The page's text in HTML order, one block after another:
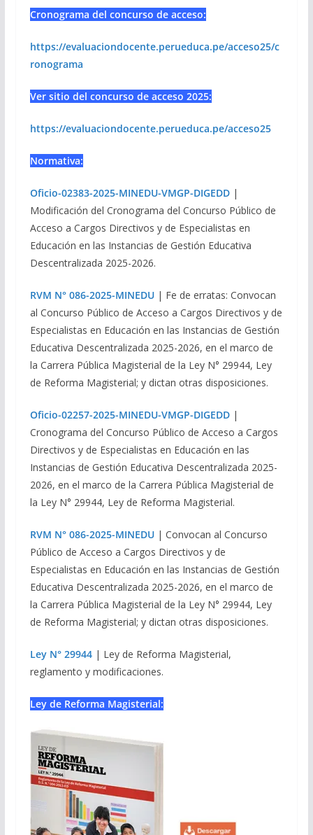
Cronograma del concurso de acceso:
https://evaluaciondocente.perueduca.pe/acceso25/c
ronograma
Ver sitio del concurso de acceso 2025:
https://evaluaciondocente.perueduca.pe/acceso25
Normativa:
Oficio-02383-2025-MINEDU-VMGP-DIGEDD|
Modificación del Cronograma del Concurso Público de
Acceso a Cargos Directivos y de Especialistas en
Educación en las Instancias de Gestión Educativa
Descentralizada 2025-2026.
RVM N° 086-2025-MINEDU| Fe de erratas: Convocan
al Concurso Público de Acceso a Cargos Directivos y de
Especialistas en Educación en las Instancias de Gestión
Educativa Descentralizada 2025-2026, en el marco de
la Carrera Pública Magisterial de la Ley N° 29944, Ley
de Reforma Magisterial; y dictan otras disposiciones.
Oficio-02257-2025-MINEDU-VMGP-DIGEDD|
Cronograma del Concurso Público de Acceso a Cargos
Directivos y de Especialistas en Educación en las
Instancias de Gestión Educativa Descentralizada 2025-
2026, en el marco de la Carrera Pública Magisterial de
la Ley N° 29944, Ley de Reforma Magisterial.
RVM N° 086-2025-MINEDU | Convocan al Concurso
Público de Acceso a Cargos Directivos y de
Especialistas en Educación en las Instancias de Gestión
Educativa Descentralizada 2025-2026, en el marco de
la Carrera Pública Magisterial de la Ley N° 29944, Ley
de Reforma Magisterial; y dictan otras disposiciones.
Ley N° 29944| Ley de Reforma Magisterial,
reglamento y modificaciones.
Ley de Reforma Magisterial: